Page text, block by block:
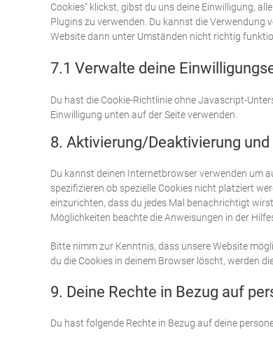
Cookies" klickst, gibst du uns deine Einwilligung,
Plugins zu verwenden. Du kannst die Verwendung
Website dann unter Umständen nicht richtig
7.1 Verwalte deine
Du hast die Cookie-Richtlinie ohne Javascript-
Einwilligung unten auf der Seite verwenden.
8. Aktivierung/Deaktivierung
Du kannst deinen Internetbrowser verwenden um
spezifizieren ob spezielle Cookies nicht platziert
einzurichten, dass du jedes Mal benachrichtigt
Möglichkeiten beachte die Anweisungen in der
Bitte nimm zur Kenntnis, dass unsere Website
du die Cookies in deinem Browser löscht, werden
9. Deine Rechte in Bezug auf
Du hast folgende Rechte in Bezug auf deine